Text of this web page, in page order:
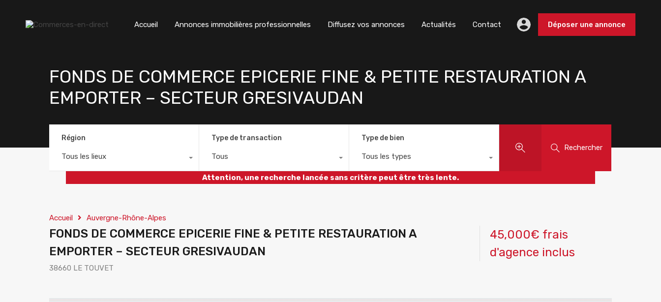
Accueil Annonces immobilières professionnelles Diffusez vos annonces Actualités Contact Déposer une annonce
FONDS DE COMMERCE EPICERIE FINE & PETITE RESTAURATION A
EMPORTER – SECTEUR GRESIVAUDAN
Région
Tous les lieux
Type de transaction
Tous
Type de bien
Tous les types
Rechercher
Attention, une recherche lancée sans critère peut être très lente.
Accueil Auvergne-Rhône-Alpes
FONDS DE COMMERCE EPICERIE FINE & PETITE RESTAURATION A
EMPORTER – SECTEUR GRESIVAUDAN
38660 LE TOUVET
45,000€ frais
d'agence inclus